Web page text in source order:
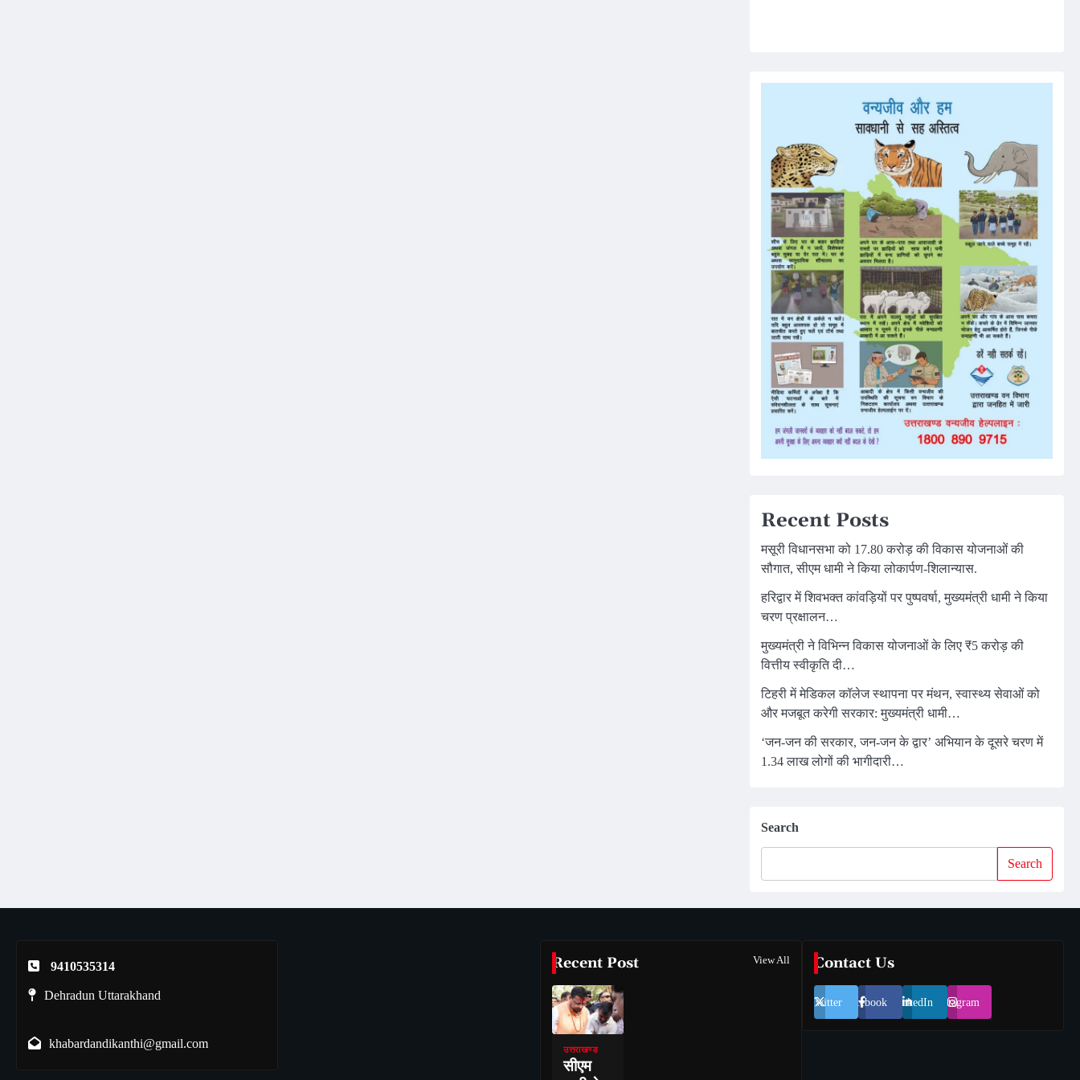
Recent Posts
मसूरी विधानसभा को 17.80 करोड़ की विकास योजनाओं की
सौगात, सीएम धामी ने किया लोकार्पण-शिलान्यास.
हरिद्वार में शिवभक्त कांवड़ियों पर पुष्पवर्षा, मुख्यमंत्री धामी ने किया
चरण प्रक्षालन…
मुख्यमंत्री ने विभिन्न विकास योजनाओं के लिए ₹5 करोड़ की
वित्तीय स्वीकृति दी…
टिहरी में मेडिकल कॉलेज स्थापना पर मंथन, स्वास्थ्य सेवाओं को
और मजबूत करेगी सरकार: मुख्यमंत्री धामी…
‘जन-जन की सरकार, जन-जन के द्वार’ अभियान के दूसरे चरण में
1.34 लाख लोगों की भागीदारी…
Search
Search
9410535314
Dehradun Uttarakhand
khabardandikanthi@gmail.com
Recent Post View All
उत्तराखण्ड
सीएम
Contact Us
Twitter Facebook LinkedIn Instagram